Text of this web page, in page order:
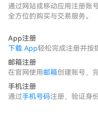
通过网站或移动应用注册账
全方位的购买与交易服务。
App注册
下载 App轻松完成注册并按
邮箱注册
在官网使用 邮箱创建账号，
手机注册
通过手机号码注册，验证身